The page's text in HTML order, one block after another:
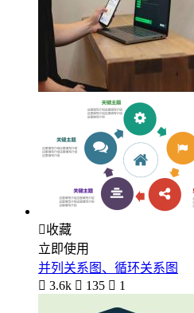
收藏
立即使用
并列关系图、循环关系图
 3.6k  135  1